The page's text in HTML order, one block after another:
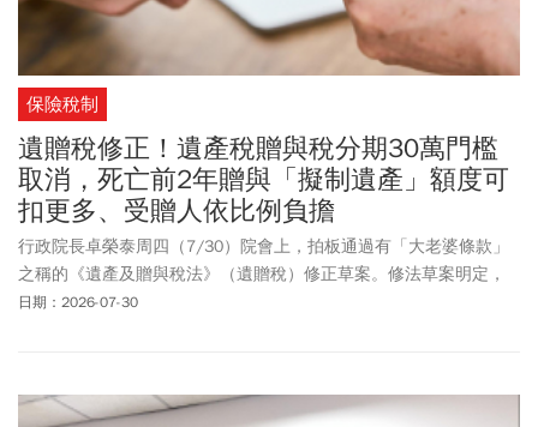
保險稅制
遺贈稅修正！遺產稅贈與稅分期30萬門檻
取消，死亡前2年贈與「擬制遺產」額度可
扣更多、受贈人依比例負擔
行政院長卓榮泰周四（7/30）院會上，拍板通過有「大老婆條款」
之稱的《遺產及贈與稅法》（遺贈稅）修正草案。修法草案明定，
被繼承人死亡前2年贈與特定親屬（包含其配偶、各順序繼承人及其
申請分期繳納的限制規定，未來不論稅額多寡，只要現金繳納有困
日期：2026-07-30